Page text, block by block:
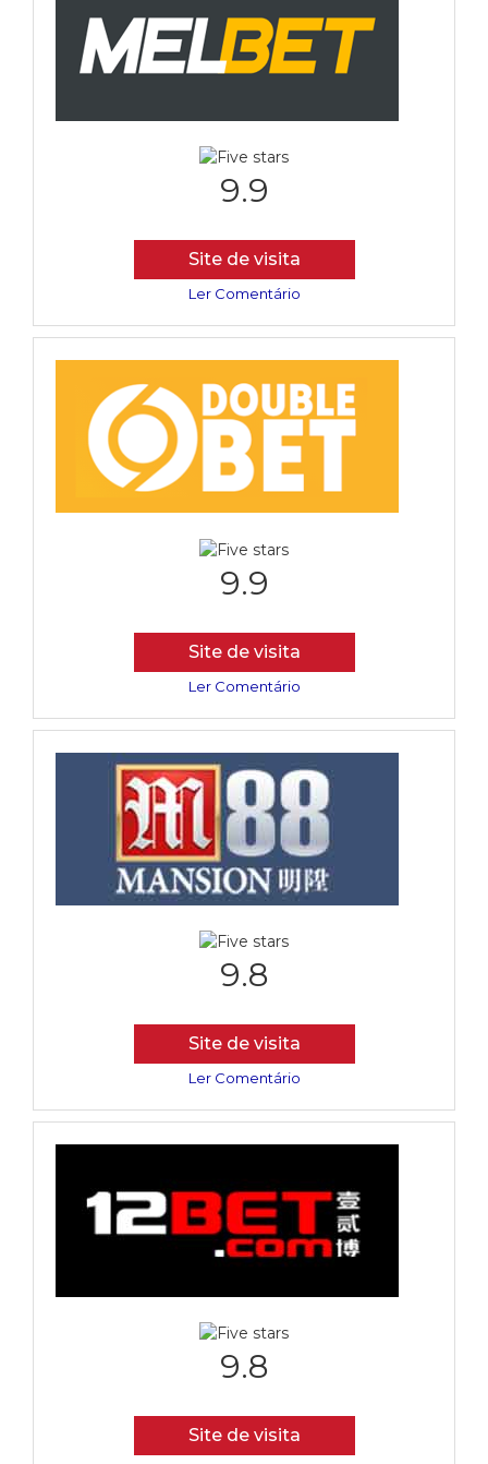
9.9
Site de visita
Ler Comentário
9.9
Site de visita
Ler Comentário
9.8
Site de visita
Ler Comentário
9.8
Site de visita